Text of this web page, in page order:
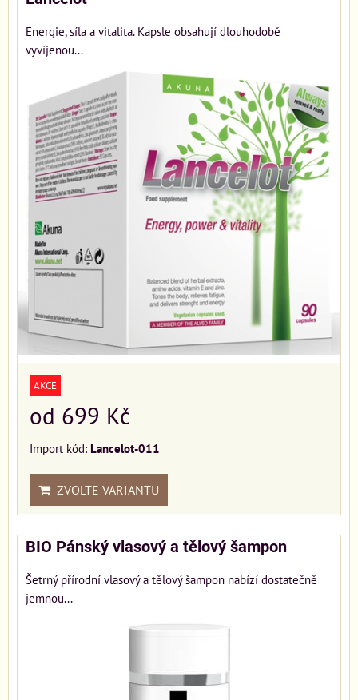
Energie, síla a vitalita. Kapsle obsahují dlouhodobě
vyvíjenou...
AKCE
od 699 Kč
Import kód: Lancelot-011
ZVOLTE VARIANTU
BIO Pánský vlasový a tělový šampon
Šetrný přírodní vlasový a tělový šampon nabízí dostatečně
jemnou...